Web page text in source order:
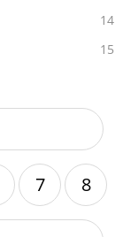
14
15
7 8